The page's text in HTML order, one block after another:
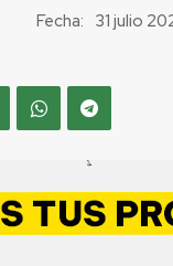
Fecha: 31 julio